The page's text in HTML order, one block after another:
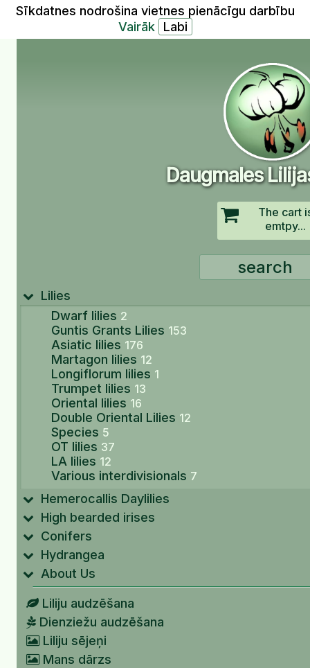
Sīkdatnes nodrošina vietnes pienācīgu darbību
Vairāk
Daugmales
The cart
emtpy...
Lilies
Dwarf lilies 2
Guntis Grants Lilies 153
Asiatic lilies 176
Martagon lilies 12
Longiflorum lilies 1
Trumpet lilies 13
Oriental lilies 16
Double Oriental Lilies 12
Species 5
OT lilies 37
LA lilies 12
Various interdivisionals 7
Hemerocallis Daylilies
High bearded irises
Conifers
Hydrangea
About Us
Liliju audzēšana
Dienziežu audzēšana
Liliju sējeņi
Mans dārzs